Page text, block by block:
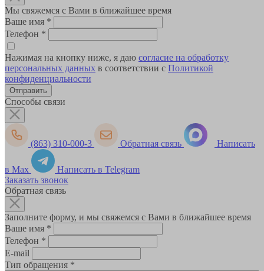
Мы свяжемся с Вами в ближайшее время
Ваше имя *
Телефон *
Нажимая на кнопку ниже, я даю согласие на обработку
персональных данных в соответствии с Политикой
конфиденциальности
Способы связи
(863) 310-000-3 Обратная связь Написать
в Max
Написать в Telegram
Заказать звонок
Обратная связь
Заполните форму, и мы свяжемся с Вами в ближайшее время
Ваше имя *
Телефон *
E-mail
Тип обращения *